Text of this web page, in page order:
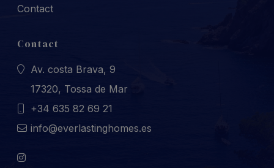
Contact
Contact
Av. costa Brava, 9
17320, Tossa de Mar
+34 635 82 69 21
info@everlastinghomes.es